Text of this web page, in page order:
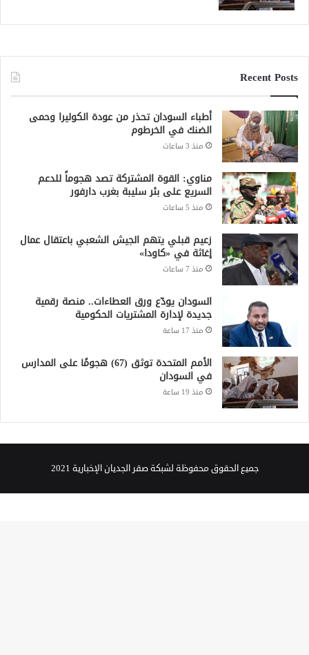
Recent Posts
أطباء السودان تحذر من عودة الكوليرا وحمى
الضنك في الخرطوم
منذ 3 ساعات
مناوي: القوة المشتركة تصد هجوماً للدعم
السريع على بئر سليبة بغرب دارفور
منذ 5 ساعات
زعيم قبلي يتهم الجيش الشعبي باعتقال عمال
إغاثة في «كاودا»
منذ 7 ساعات
السودان يودّع ورق العطاءات.. منصة رقمية
جديدة لإدارة المشتريات الحكومية
منذ 17 ساعة
الأمم المتحدة توثق (67) هجومًا على المدارس
في السودان
منذ 19 ساعة
جميع الحقوق محفوظة لشبكة صقر الجديان الإخبارية 2021